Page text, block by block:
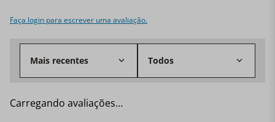
Faça login para escrever uma avaliação.
Mais recentes Todos
Carregando avaliações…